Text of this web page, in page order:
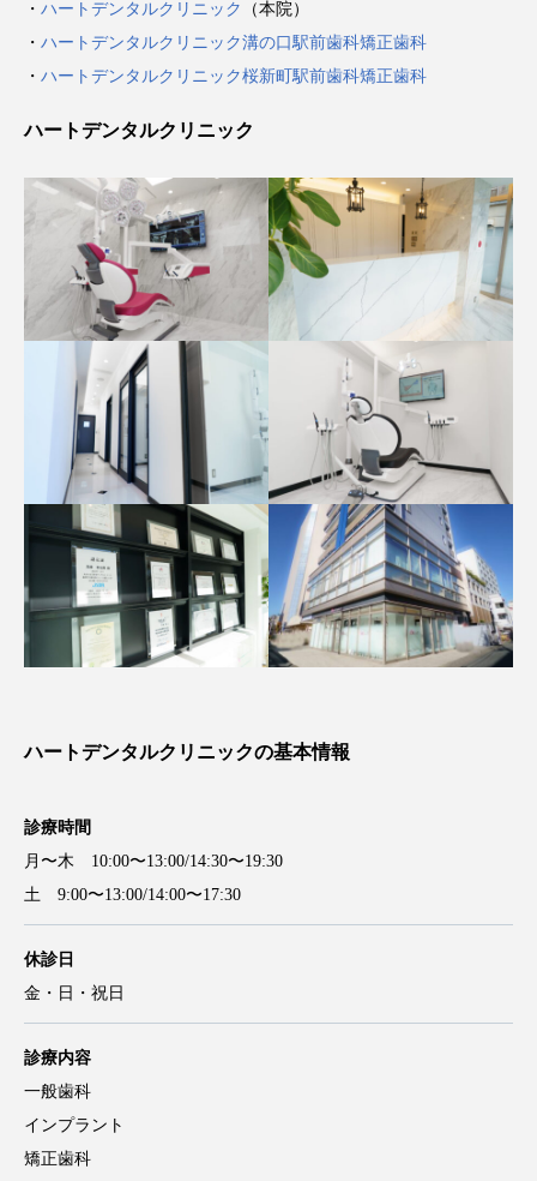
・ ハートデンタルクリニック
（本院）
・ ハートデンタルクリニック溝の口駅前歯科矯正歯科
・ ハートデンタルクリニック桜新町駅前歯科矯正歯科
ハートデンタルクリニック
ハートデンタルクリニックの基本情報
診療時間
月〜木 10:00〜13:00/14:30〜19:30
土 9:00〜13:00/14:00〜17:30
休診日
金・日・祝日
診療内容
一般歯科
インプラント
矯正歯科